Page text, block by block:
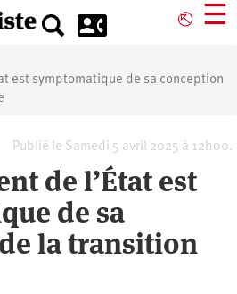
⎋ ☰
est symptomatique de sa conception
Publié le Samedi 5 avril 2025 à 12h00.
de l’État est
de sa
la transition